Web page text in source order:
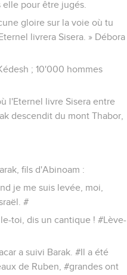
pour être jugés.
gloire sur la voie où tu
livrera Sisera. » Débora
; 10'000 hommes
l'Eternel livre Sisera entre
descendit du mont Thabor,
fils d'Abinoam :
je me suis levée, moi,
#
toi, dis un cantique ! #Lève-
a suivi Barak. #Il a été
de Ruben, #grandes ont